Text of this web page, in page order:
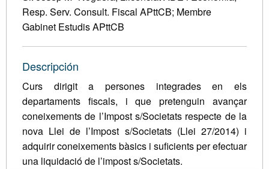
Resp. Serv. Consult. Fiscal APttCB; Membre
Gabinet Estudis APttCB
Descripción
Curs dirigit a persones integrades en els
departaments fiscals, i que pretenguin avançar
coneixements de l’Impost s/Societats respecte de la
nova Llei de l’Impost s/Societats (Llei 27/2014) i
adquirir coneixements bàsics i suficients per efectuar
una liquidació de l’impost s/Societats.